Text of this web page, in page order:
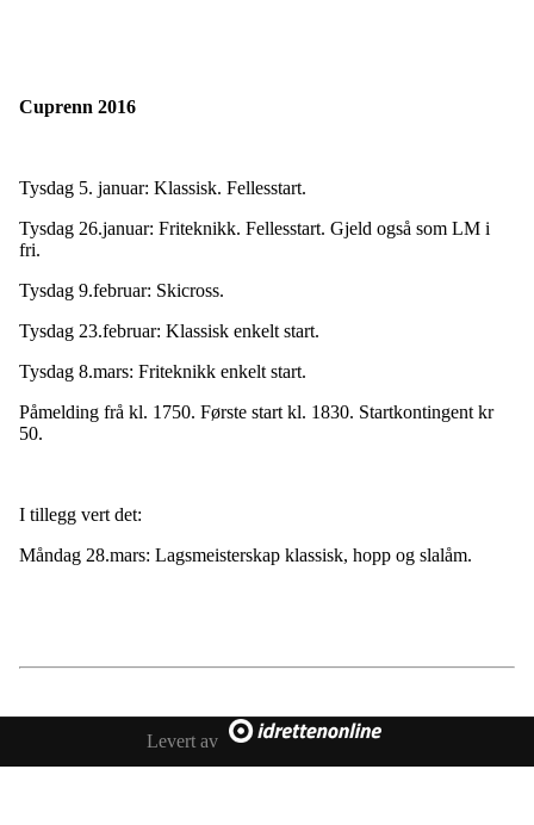
T
l
n
a
i
g
a
t
i
o
n
Cuprenn 2016
Tysdag 5. januar: Klassisk. Fellesstart.
Tysdag 26.januar: Friteknikk. Fellesstart. Gjeld også som LM i
fri.
Tysdag 9.februar: Skicross.
Tysdag 23.februar: Klassisk enkelt start.
Tysdag 8.mars: Friteknikk enkelt start.
Påmelding frå kl. 1750. Første start kl. 1830. Startkontingent kr
50.
I tillegg vert det:
Måndag 28.mars: Lagsmeisterskap klassisk, hopp og slalåm.
Levert av